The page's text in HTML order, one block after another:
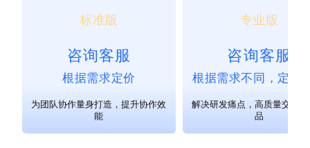
标准版
咨询客服
根据需求定价
为团队协作量身打造，提升协作效
能
专业版
咨询客服
根据需求不同，定价
解决研发痛点，高质量交付
品